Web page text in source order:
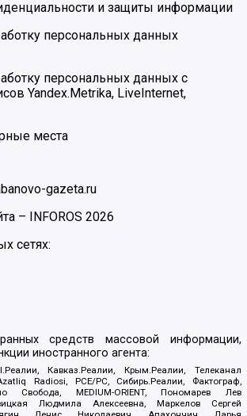
и защиты информации
персональных данных
персональных данных с
Yandex.Metrika, LiveInternet,
места
gazeta.ru
–
INFOROS 2026
сетях:
средств массовой информации,
иностранного агента:
Кавказ.Реалии, Крым.Реалии, Телеканал
Radiosi, PCE/PC, Сибирь.Реалии, Фактограф,
Свобода, MEDIUM-ORIENT, Пономарев Лев
Людмила Алексеевна, Маркелов Сергей